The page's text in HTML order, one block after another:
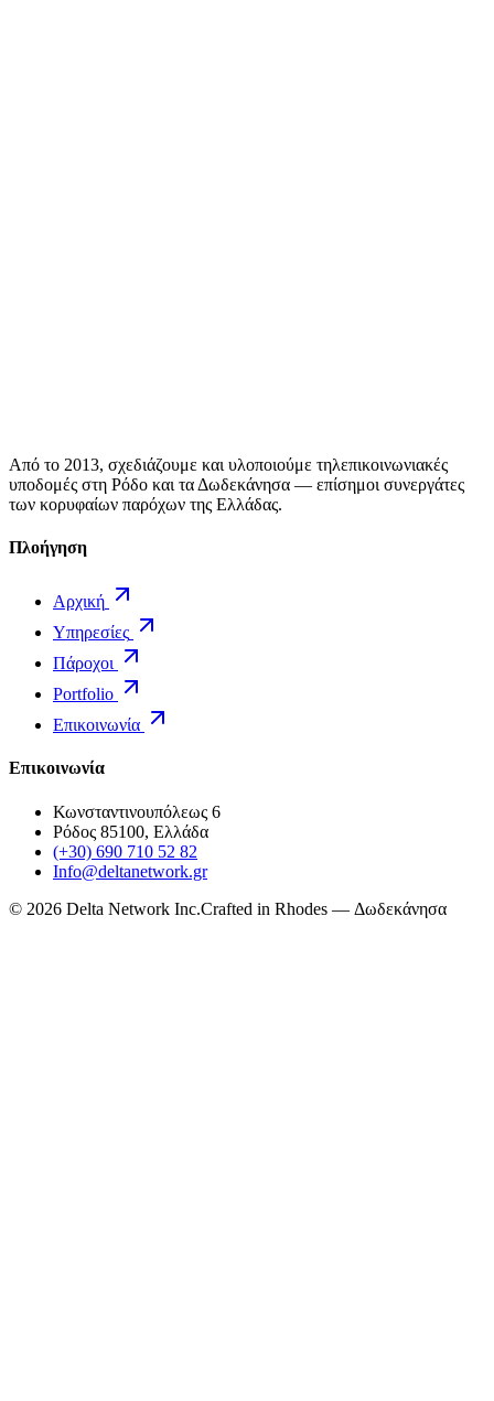
Από το 2013, σχεδιάζουμε και υλοποιούμε τηλεπικοινωνιακές
υποδομές στη Ρόδο και τα Δωδεκάνησα — επίσημοι συνεργάτες
των κορυφαίων παρόχων της Ελλάδας.
Πλοήγηση
Αρχική
Υπηρεσίες
Πάροχοι
Portfolio
Επικοινωνία
Επικοινωνία
Κωνσταντινουπόλεως 6
Ρόδος 85100, Ελλάδα
(+30) 690 710 52 82
Info@deltanetwork.gr
© 2026 Delta Network Inc.Crafted in Rhodes — Δωδεκάνησα